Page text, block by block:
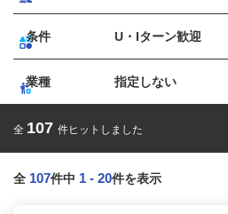
条件 U・Iターン歓迎
業種 指定しない
全 107 件ヒットしました
全 107件中 1 - 20件を表示